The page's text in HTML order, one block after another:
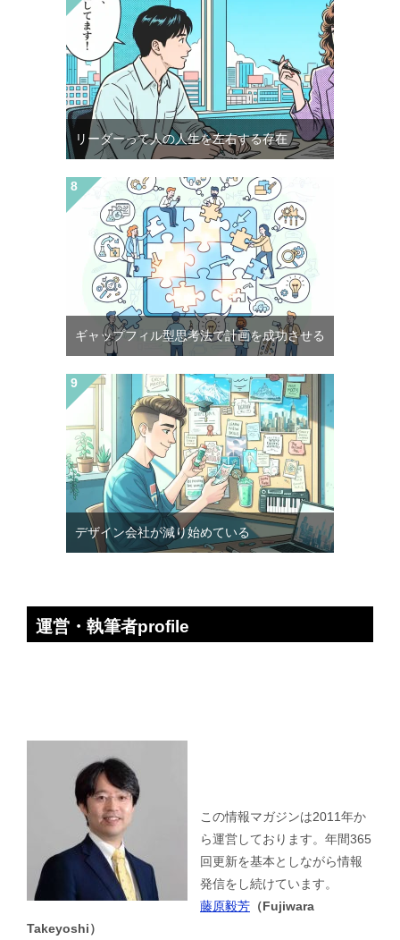
リーダーって人の人生を左右する存在
ギャップフィル型思考法で計画を成功させる
デザイン会社が減り始めている
運営・執筆者profile
この情報マガジンは2011年か
ら運営しております。年間365
回更新を基本としながら情報
発信をし続けています。
藤原毅芳 （Fujiwara
Takeyoshi）